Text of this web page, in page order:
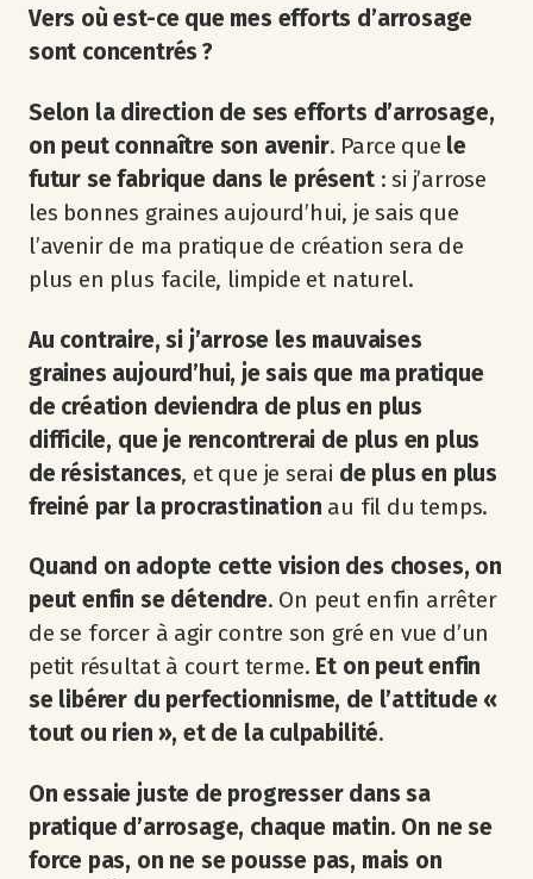
Vers où est-ce que mes efforts d’arrosage
sont concentrés ?
Selon la direction de ses efforts d’arrosage,
on peut connaître son avenir. Parce que le
futur se fabrique dans le présent: si j’arrose
les bonnes graines aujourd’hui, je sais que
l’avenir de ma pratique de création sera de
plus en plus facile, limpide et naturel.
Au contraire, si j’arrose les mauvaises
graines aujourd’hui, je sais que ma pratique
de création deviendra de plus en plus
difficile, que je rencontrerai de plus en plus
de résistances, et que je serai de plus en plus
freiné par la procrastination au fil du temps.
Quand on adopte cette vision des choses, on
peut enfin se détendre. On peut enfin arrêter
de se forcer à agir contre son gré en vue d’un
petit résultat à court terme. Et on peut enfin
se libérer du perfectionnisme, de l’attitude «
tout ou rien », et de la culpabilité.
On essaie juste de progresser dans sa
pratique d’arrosage, chaque matin. On ne se
force pas, on ne se pousse pas, mais on